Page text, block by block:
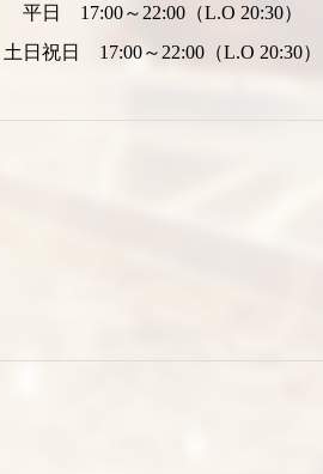
平日 17:00～22:00（L.O 20:30）
土日祝日 17:00～22:00（L.O 20:30）